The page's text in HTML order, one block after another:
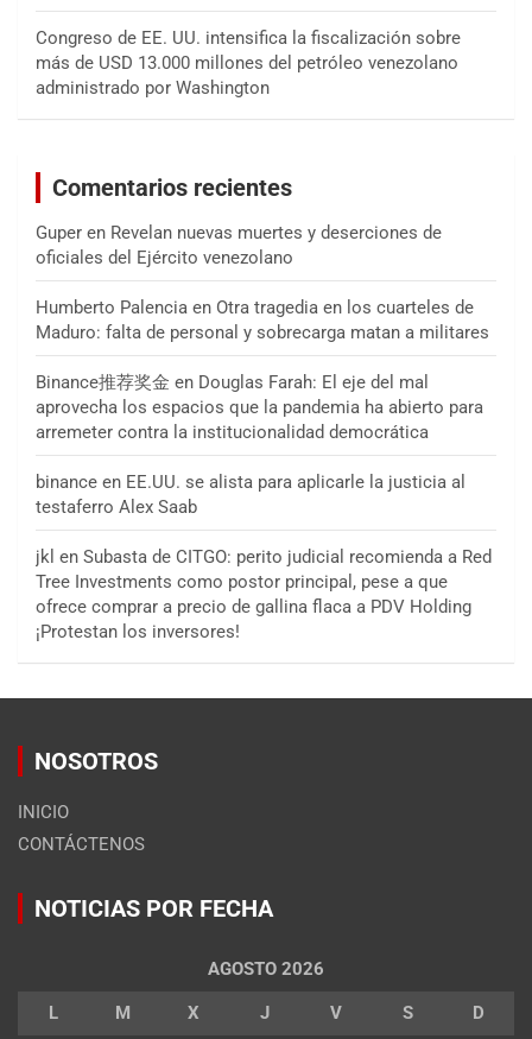
Congreso de EE. UU. intensifica la fiscalización sobre
más de USD 13.000 millones del petróleo venezolano
administrado por Washington
Comentarios recientes
Guper en Revelan nuevas muertes y deserciones de
oficiales del Ejército venezolano
Humberto Palencia en Otra tragedia en los cuarteles de
Maduro: falta de personal y sobrecarga matan a militares
Binance推荐奖金 en Douglas Farah: El eje del mal
aprovecha los espacios que la pandemia ha abierto para
arremeter contra la institucionalidad democrática
binance en EE.UU. se alista para aplicarle la justicia al
testaferro Alex Saab
jkl en Subasta de CITGO: perito judicial recomienda a Red
Tree Investments como postor principal, pese a que
ofrece comprar a precio de gallina flaca a PDV Holding
¡Protestan los inversores!
NOSOTROS
INICIO
CONTÁCTENOS
NOTICIAS POR FECHA
AGOSTO 2026
L M X J V S D